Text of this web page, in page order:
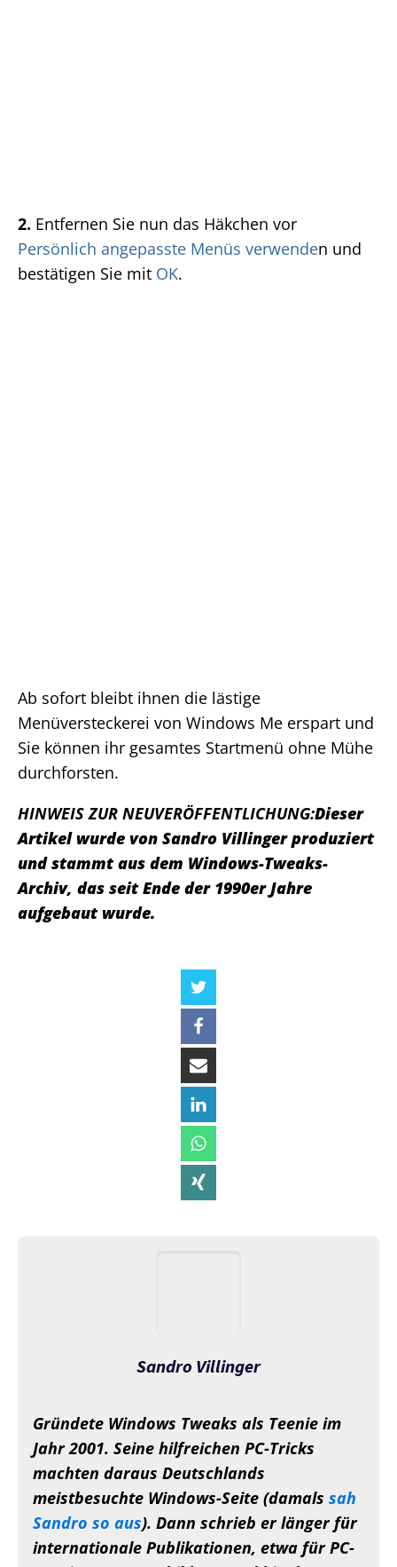
2. Entfernen Sie nun das Häkchen vor
Persönlich angepasste Menüs verwenden und
bestätigen Sie mit OK.
Ab sofort bleibt ihnen die lästige
Menüversteckerei von Windows Me erspart und
Sie können ihr gesamtes Startmenü ohne Mühe
durchforsten.
HINWEIS ZUR NEUVERÖFFENTLICHUNG:Dieser
Artikel wurde von Sandro Villinger produziert
und stammt aus dem Windows-Tweaks-
Archiv, das seit Ende der 1990er Jahre
aufgebaut wurde.
Sandro Villinger
Gründete Windows Tweaks als Teenie im
Jahr 2001. Seine hilfreichen PC-Tricks
machten daraus Deutschlands
meistbesuchte Windows-Seite (damals sah
Sandro so aus). Dann schrieb er länger für
internationale Publikationen, etwa für PC-